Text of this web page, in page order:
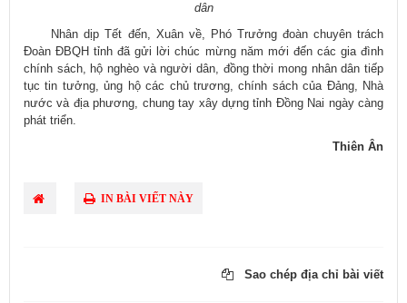
dân
Nhân dịp Tết đến, Xuân về, Phó Trưởng đoàn chuyên trách
Đoàn ĐBQH tỉnh đã gửi lời chúc mừng năm mới đến các gia đình
chính sách, hộ nghèo và người dân, đồng thời mong nhân dân tiếp
tục tin tưởng, ủng hộ các chủ trương, chính sách của Đảng, Nhà
nước và địa phương, chung tay xây dựng tỉnh Đồng Nai ngày càng
phát triển.
Thiên Ân
IN BÀI VIẾT NÀY
Sao chép địa chỉ bài viết